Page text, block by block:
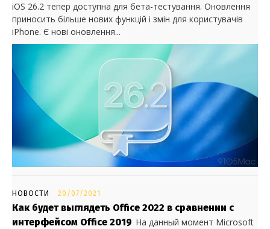
iOS 26.2 тепер доступна для бета-тестування. Оновлення
приносить більше нових функцій і змін для користувачів
iPhone. Є нові оновлення...
НОВОСТИ 20/07/2021
Как будет выглядеть Office 2022 в сравнении с
интерфейсом Office 2019 На данный момент Microsoft